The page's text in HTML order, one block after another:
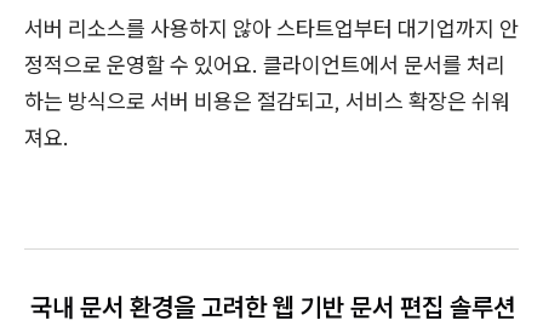
서버 리소스를 사용하지 않아 스타트업부터 대기업까지 안
정적으로 운영할 수 있어요. 클라이언트에서 문서를 처리
하는 방식으로 서버 비용은 절감되고, 서비스 확장은 쉬워
져요.
국내 문서 환경을 고려한 웹 기반 문서 편집 솔루션